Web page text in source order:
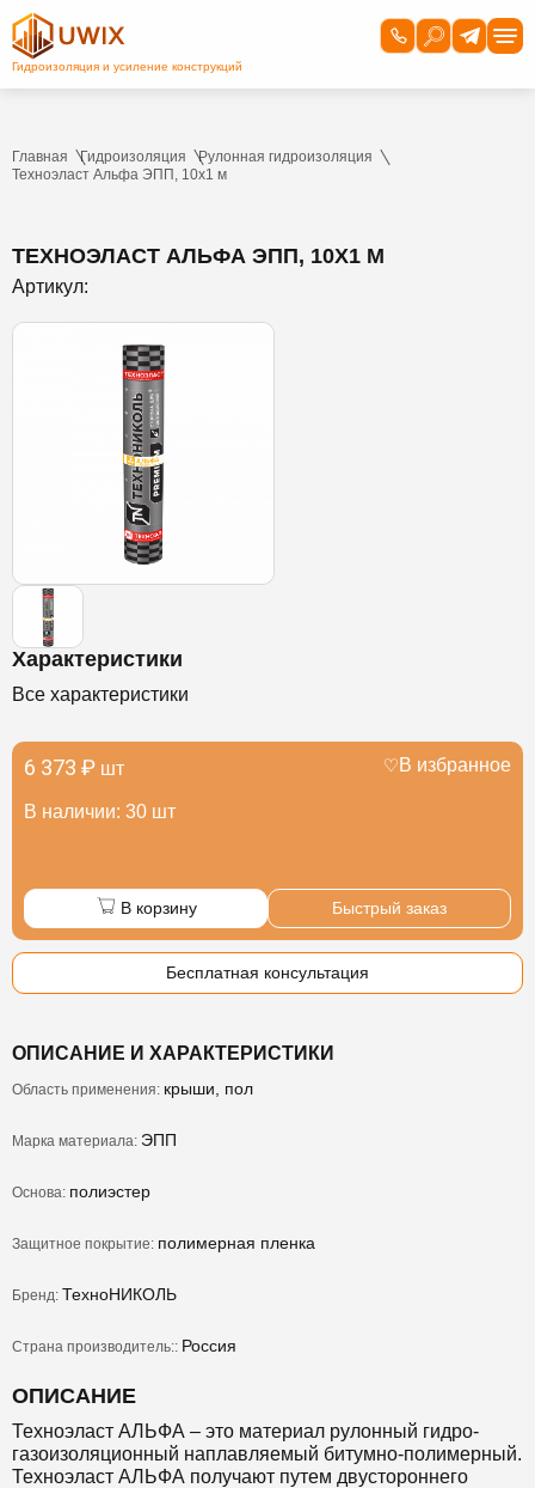
Главная Гидроизоляция
Рулонная гидроизоляция
Техноэласт Альфа ЭПП, 10х1 м
ТЕХНОЭЛАСТ АЛЬФА ЭПП, 10Х1 М
Артикул:
Характеристики
Все характеристики
6 373 ₽ шт
В наличии: 30 шт
В избранное
В корзину Быстрый заказ
Бесплатная консультация
ОПИСАНИЕ И ХАРАКТЕРИСТИКИ
Область применения: крыши, пол
Марка материала: ЭПП
Основа: полиэстер
Защитное покрытие: полимерная пленка
Бренд: ТехноНИКОЛЬ
Страна производитель:: Россия
ОПИСАНИЕ
Техноэласт АЛЬФА – это материал рулонный гидро-
газоизоляционный наплавляемый битумно-полимерный.
Техноэласт АЛЬФА получают путем двустороннего